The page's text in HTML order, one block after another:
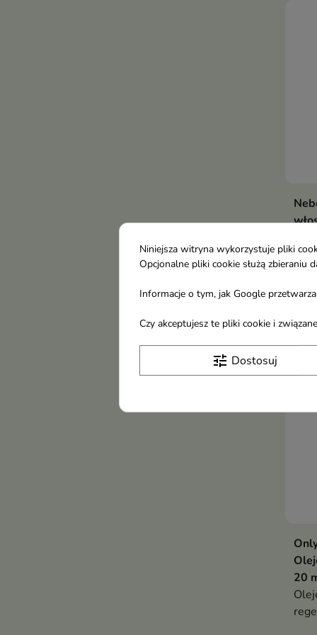
ml
20
Niniejsza witryna wykorzystuje pliki
Opcjonalne pliki cookie służą
Informacje o tym, jak Google
Czy akceptujesz te pliki cookie i
tune Dostosuj